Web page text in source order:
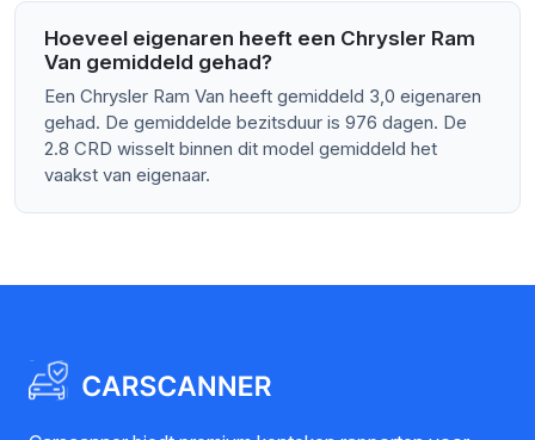
Hoeveel eigenaren heeft een Chrysler Ram
Van gemiddeld gehad?
Een Chrysler Ram Van heeft gemiddeld 3,0 eigenaren
gehad. De gemiddelde bezitsduur is 976 dagen. De
2.8 CRD wisselt binnen dit model gemiddeld het
vaakst van eigenaar.